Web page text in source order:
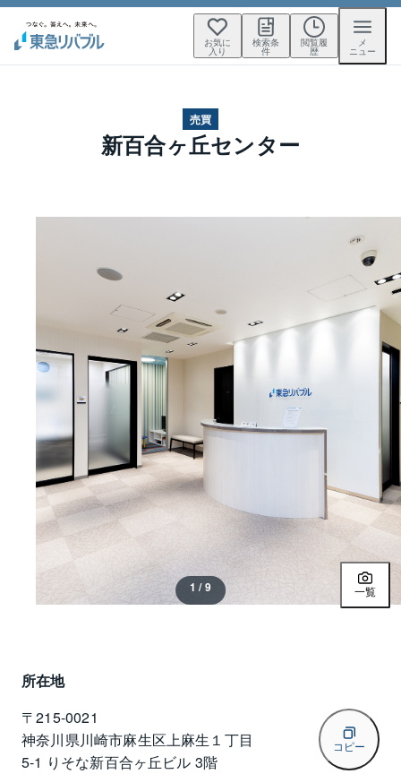
お気に
入り
検索条
件
閲覧履
歴
メ
ニュー
売買
新百合ヶ丘センター
1 / 9 一覧
所在地
〒215-0021
神奈川県川崎市麻生区上麻生１丁目
5-1 りそな新百合ヶ丘ビル 3階
コピー